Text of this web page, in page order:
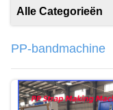
Alle Categorieën
PP-bandmachine